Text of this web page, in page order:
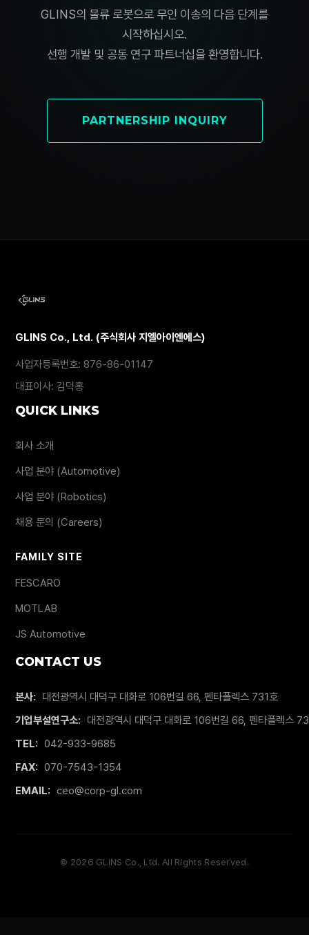
GLINS의 물류 로봇으로 무인 이송의 다음 단계를
시작하십시오.
선행 개발 및 공동 연구 파트너십을 환영합니다.
PARTNERSHIP INQUIRY
GLINS Co., Ltd. (주식회사 지엘아이엔에스)
사업자등록번호: 876-86-01147
대표이사: 김덕홍
QUICK LINKS
회사 소개
사업 분야 (Automotive)
사업 분야 (Robotics)
채용 문의 (Careers)
FAMILY SITE
FESCARO
MOTLAB
JS Automotive
CONTACT US
본사:
대전광역시 대덕구 대화로 106번길 66, 펜타플렉스 731호
기업부설연구소:
대전광역시 대덕구 대화로 106번길 66, 펜타플렉스
TEL: 042-933-9685
FAX: 070-7543-1354
EMAIL: ceo@corp-gl.com
© 2026 GLINS Co., Ltd. All Rights Reserved.